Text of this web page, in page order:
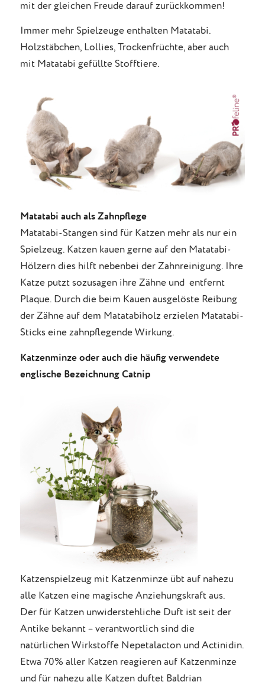
mit der gleichen Freude darauf zurückkommen!
Immer mehr Spielzeuge enthalten Matatabi.
Holzstäbchen, Lollies, Trockenfrüchte, aber auch
mit Matatabi gefüllte Stofftiere.
Matatabi auch als Zahnpflege
Matatabi-Stangen sind für Katzen mehr als nur ein
Spielzeug. Katzen kauen gerne auf den Matatabi-
Hölzern dies hilft nebenbei der Zahnreinigung. Ihre
Katze putzt sozusagen ihre Zähne und entfernt
Plaque. Durch die beim Kauen ausgelöste Reibung
der Zähne auf dem Matatabiholz erzielen Matatabi-
Sticks eine zahnpflegende Wirkung.
Katzenminze oder auch die häufig verwendete
englische Bezeichnung Catnip
Katzenspielzeug mit Katzenminze übt auf nahezu
alle Katzen eine magische Anziehungskraft aus.
Der für Katzen unwiderstehliche Duft ist seit der
Antike bekannt – verantwortlich sind die
natürlichen Wirkstoffe Nepetalacton und Actinidin.
Etwa 70% aller Katzen reagieren auf Katzenminze
und für nahezu alle Katzen duftet Baldrian